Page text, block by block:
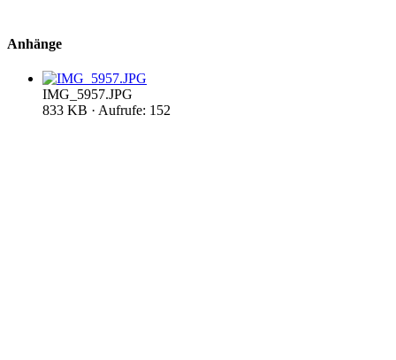
Anhänge
IMG_5957.JPG
833 KB · Aufrufe: 152